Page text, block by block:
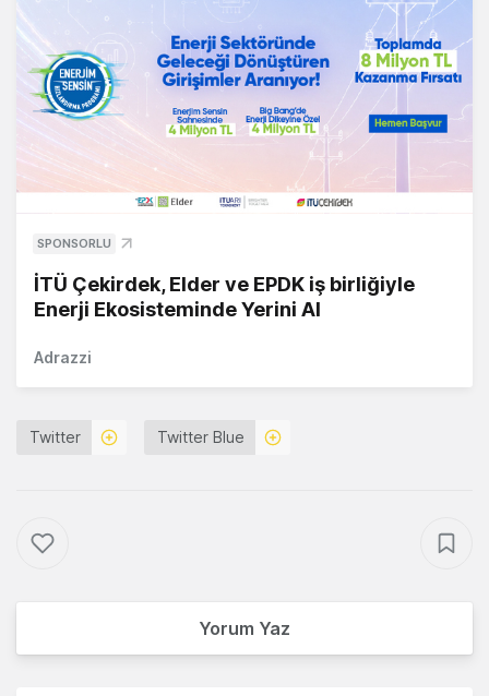
SPONSORLU
İTÜ Çekirdek, Elder ve EPDK iş birliğiyle
Enerji Ekosisteminde Yerini Al
Adrazzi
Twitter Twitter Blue
Yorum Yaz